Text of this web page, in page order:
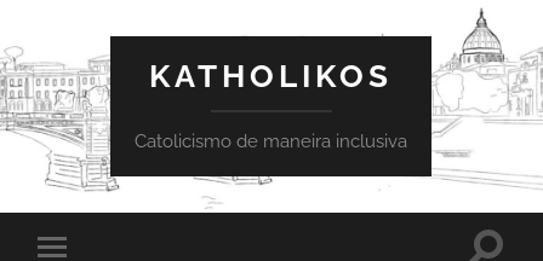
KATHOLIKOS
Catolicismo de maneira inclusiva
Toggle